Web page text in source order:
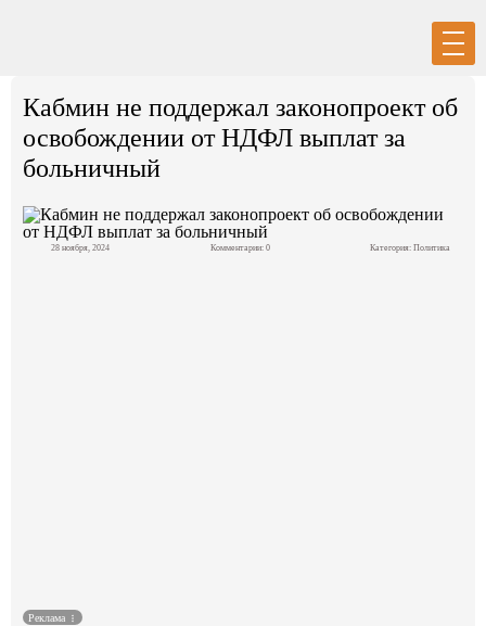
Политика
Кабмин не поддержал законопроект об
освобождении от НДФЛ выплат за
больничный
28 ноября, 2024 Комментарии: 0 Категория: Политика
Реклама